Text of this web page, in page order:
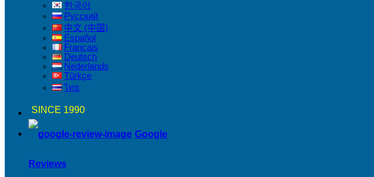
한국어
Русский
中文 (中国)
Español
Français
Deutsch
Nederlands
Türkçe
ไทย
SINCE 1990
Google
Reviews